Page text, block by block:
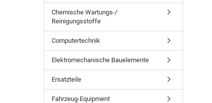
Chemische Wartungs-/
Reinigungsstoffe
Computertechnik
Elektromechanische Bauelemente
Ersatzteile
Fahrzeug-Equipment